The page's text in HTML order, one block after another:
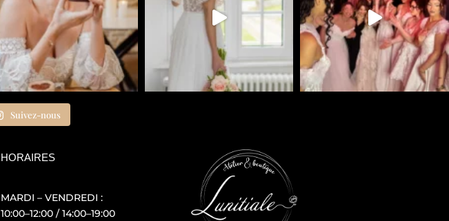
Suivez-nous
HORAIRES
MARDI – VENDREDI :
10:00–12:00 / 14:00–19:00